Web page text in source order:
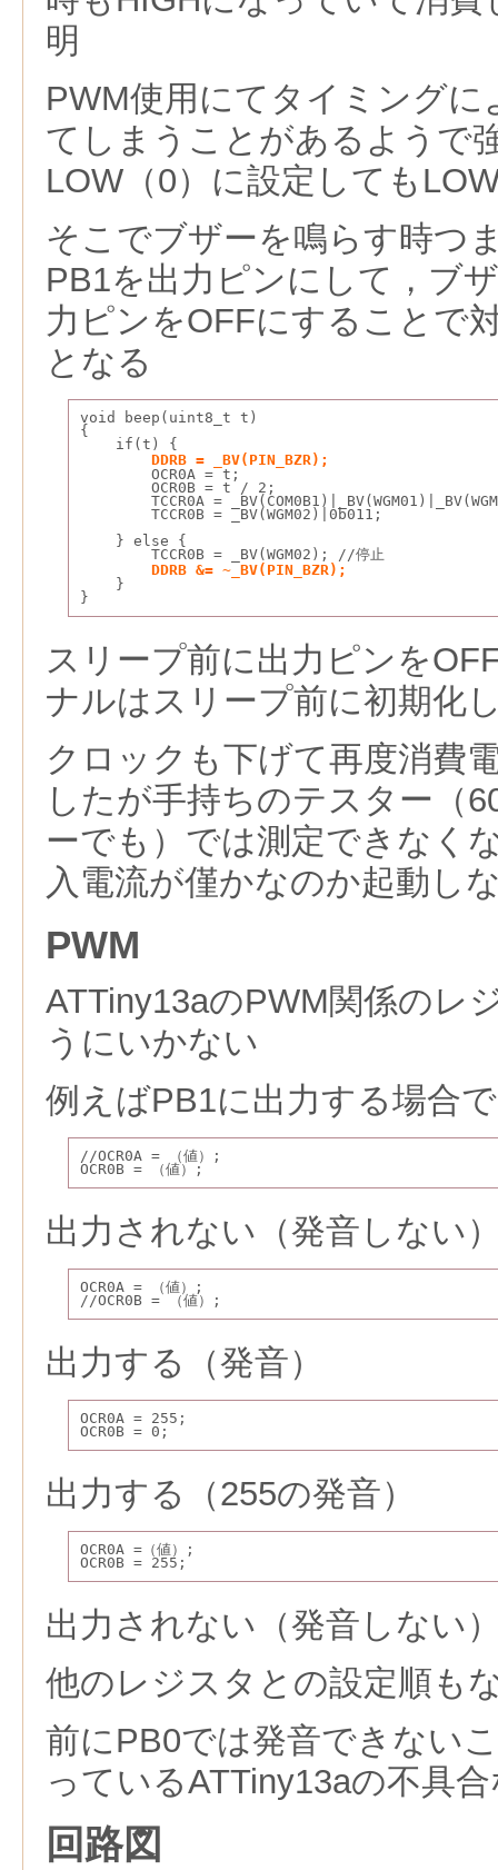
明
PWM使用にてタイミング
てしまうことがあるようで
LOW（0）に設定しても
そこでブザーを鳴らす時つ
PB1を出力ピンにして，ブ
力ピンをOFFにすることで
となる
void beep(uint8_t t)
{
    if(t) {
DDRB = _BV(PIN_BZR);
        OCR0A = t;
        OCR0B = t / 2;
TCCR0A =
TCCR0B = _BV(WGM02)|0b011;
    } else {
        TCCR0B = _BV(WGM02); //停止
DDRB &= ~_BV(PIN_BZR);
    }
}
スリープ前に出力ピンを
ナルはスリープ前に初期化
クロックも下げて再度消費
したが手持ちのテスター（
ーでも）では測定できなく
入電流が僅かなのか起動し
PWM
ATTiny13aのPWM関係のレ
うにいかない
例えばPB1に出力する場合
//OCR0A = （値）;
OCR0B = （値）;
出力されない（発音しない
OCR0A = （値）;
//OCR0B = （値）;
出力する（発音）
OCR0A = 255;
OCR0B = 0;
出力する（255の発音）
OCR0A =（値）;
OCR0B = 255;
出力されない（発音しない
他のレジスタとの設定順も
前にPB0では発音できない
っているATTiny13aの不具
回路図